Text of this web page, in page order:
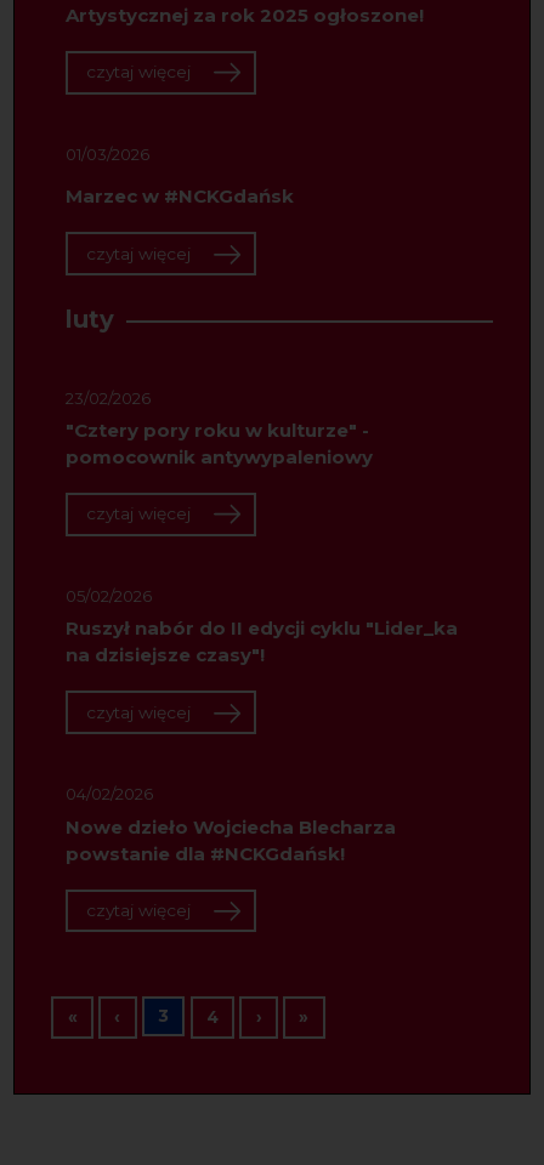
Artystycznej za rok 2025 ogłoszone!
czytaj więcej
01/03/2026
Marzec w #NCKGdańsk
czytaj więcej
luty
23/02/2026
"Cztery pory roku w kulturze" -
pomocownik antywypaleniowy
czytaj więcej
05/02/2026
Ruszył nabór do II edycji cyklu "Lider_ka
na dzisiejsze czasy"!
czytaj więcej
04/02/2026
Nowe dzieło Wojciecha Blecharza
powstanie dla #NCKGdańsk!
czytaj więcej
Stronicowanie
«Pierwsza strona
‹ Poprzednia strona
3 4 ›Następna strona
»